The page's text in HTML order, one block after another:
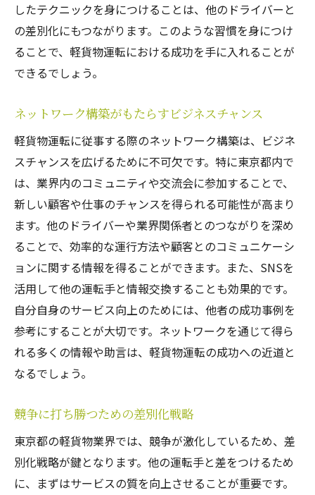
したテクニックを身につけることは、他のドライバーと
の差別化にもつながります。このような習慣を身につけ
ることで、軽貨物運転における成功を手に入れることが
できるでしょう。
ネットワーク構築がもたらすビジネスチャンス
軽貨物運転に従事する際のネットワーク構築は、ビジネ
スチャンスを広げるために不可欠です。特に東京都内で
は、業界内のコミュニティや交流会に参加することで、
新しい顧客や仕事のチャンスを得られる可能性が高まり
ます。他のドライバーや業界関係者とのつながりを深め
ることで、効率的な運行方法や顧客とのコミュニケーシ
ョンに関する情報を得ることができます。また、SNSを
活用して他の運転手と情報交換することも効果的です。
自分自身のサービス向上のためには、他者の成功事例を
参考にすることが大切です。ネットワークを通じて得ら
れる多くの情報や助言は、軽貨物運転の成功への近道と
なるでしょう。
競争に打ち勝つための差別化戦略
東京都の軽貨物業界では、競争が激化しているため、差
別化戦略が鍵となります。他の運転手と差をつけるため
に、まずはサービスの質を向上させることが重要です。